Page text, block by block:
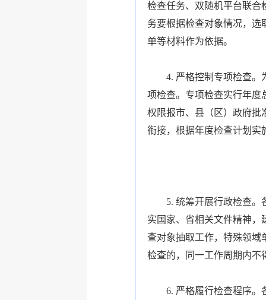
检查任务、双随机平台联合
务要根据检查对象情况，选
单等材料作为依据。
4. 严格控制专项检查。
项检查。专项检查实行年度
权限报市、县（区）政府批
衔接，根据年度检查计划实
5. 统筹开展行政检查。
实国家、省相关文件精神，
查对象抽取工作，特殊领域
检查的，同一工作周期内不
6. 严格履行检查程序。